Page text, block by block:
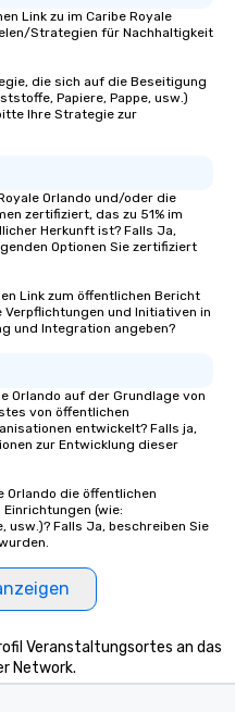
Link zu im Caribe Royale
Strategien für Nachhaltigkeit
die sich auf die Beseitigung
Papiere, Pappe, usw.)
Ihre Strategie zur
Orlando und/oder die
zertifiziert, das zu 51% im
Herkunft ist? Falls Ja,
Optionen Sie zertifiziert
Link zum öffentlichen Bericht
Verpflichtungen und Initiativen in
und Integration angeben?
Orlando auf der Grundlage von
von öffentlichen
entwickelt? Falls ja,
zur Entwicklung dieser
Orlando die öffentlichen
(wie:
usw.)? Falls Ja, beschreiben Sie
Veranstaltungsortes an das
Network.